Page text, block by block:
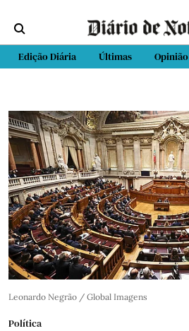
Edição Diária Últimas Opinião
Leonardo Negrão / Global Imagens
Política